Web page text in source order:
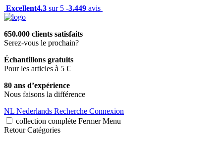
Excellent4.3 sur 5 -3.449 avis
650.000 clients satisfaits
Serez-vous le prochain?
Échantillons gratuits
Pour les articles à 5 €
80 ans d’expérience
Nous faisons la différence
NL Nederlands Recherche Connexion
collection complète Fermer Menu
Retour Catégories